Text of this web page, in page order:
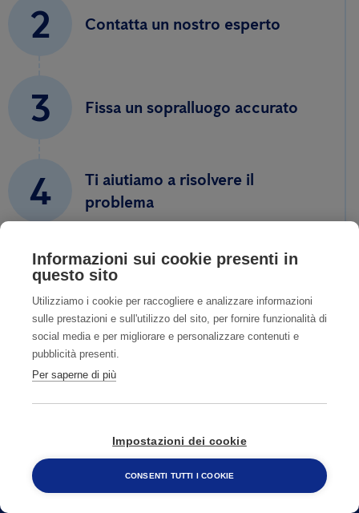
2 Contatta un nostro esperto
3 Fissa un sopralluogo accurato
4
Ti aiutiamo a risolvere il
problema
800 482 320
Informazioni sui cookie presenti in
questo sito
Utilizziamo i cookie per raccogliere e analizzare informazioni
sulle prestazioni e sull'utilizzo del sito, per fornire funzionalità di
social media e per migliorare e personalizzare contenuti e
pubblicità presenti.
Per saperne di più
Impostazioni dei cookie
CONSENTI TUTTI I COOKIE